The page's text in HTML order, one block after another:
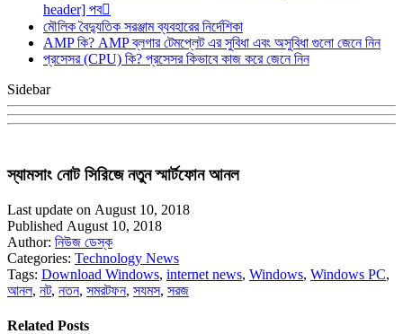
header] পব
মৌলিক বৈদ্যুতিক সরঞ্জাম ব্যবহারের নির্দেশিকা
AMP কি? AMP ব্লগার টেমপ্লেট এর সুবিধা এবং অসুবিধা গুলো জেনে নিন
প্রসেসর (CPU) কি? প্রসেসর কিভাবে কাজ করে জেনে নিন
Sidebar
স্যামসাং নোট সিরিজে নতুন স্মার্টফোন আনল
Last update on August 10, 2018
Published August 10, 2018
Author: নিউজ ডেস্ক
Categories: Technology News
Tags: Download Windows, internet news, Windows, Windows PC,
আনল, নট, নতন, সমরটফন, সযমস, সরজ
Related Posts